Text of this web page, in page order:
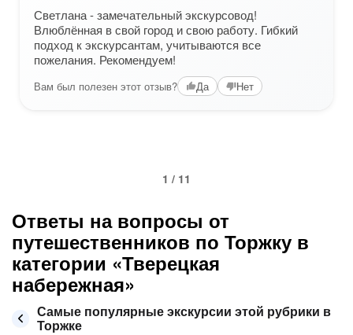
Светлана - замечательный экскурсовод!
Влюблённая в свой город и свою работу. Гибкий
подход к экскурсантам, учитываются все
пожелания. Рекомендуем!
Вам был полезен этот отзыв? Да Нет
1 / 11
Ответы на вопросы от
путешественников по Торжку в
категории «Тверецкая
набережная»
Самые популярные экскурсии этой рубрики в
Торжке